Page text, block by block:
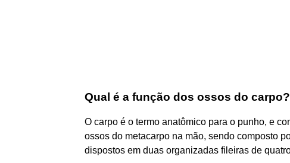
Qual é a função dos ossos do carpo?
O carpo é o termo anatômico para o punho, e
ossos do metacarpo na mão, sendo composto
dispostos em duas organizadas fileiras de